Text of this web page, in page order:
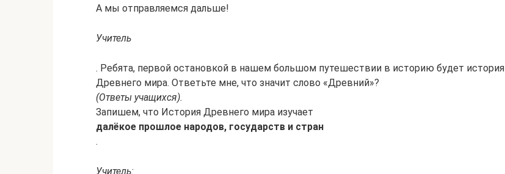
А мы отправляемся дальше!
Учитель
. Ребята, первой остановкой в нашем большом путешествии в историю будет история
Древнего мира. Ответьте мне, что значит слово «Древний»?
(Ответы учащихся).
Запишем, что История Древнего мира изучает
далёкое прошлое народов, государств и стран
.
Учитель: